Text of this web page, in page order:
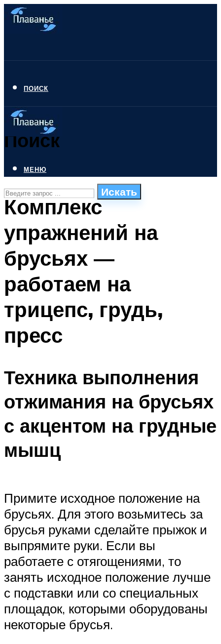
ПОИСК
Поиск
Искать
ПЛАВАНЬЕ ДЛЯ ДЕТЕЙ
БАССЕЙН ДЛЯ ДОМА
ОЧИСТКА БАССЕЙНОВ
МЕНЮ
МЕНЮ
Комплекс
упражнений на
брусьях —
работаем на
трицепс, грудь,
пресс
Техника выполнения
отжимания на брусьях
с акцентом на грудные
мышц
Примите исходное положение на
брусьях. Для этого возьмитесь за
брусья руками сделайте прыжок и
выпрямите руки. Если вы
работаете с отягощениями, то
занять исходное положение лучше
с подставки или со специальных
площадок, которыми оборудованы
некоторые брусья.